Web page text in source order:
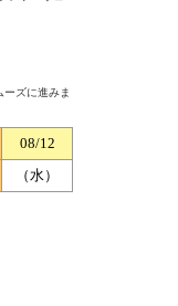
ズに進みま
08/12
（水）